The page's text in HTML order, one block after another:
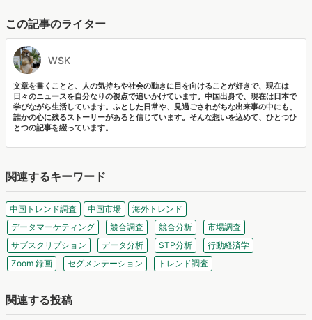
この記事のライター
WSK
文章を書くことと、人の気持ちや社会の動きに目を向けることが好きで、現在は
日々のニュースを自分なりの視点で追いかけています。中国出身で、現在は日本で
学びながら生活しています。ふとした日常や、見過ごされがちな出来事の中にも、
誰かの心に残るストーリーがあると信じています。そんな想いを込めて、ひとつひ
とつの記事を綴っています。
関連するキーワード
中国トレンド調査 中国市場
海外トレンド
データマーケティング
競合調査 競合分析
市場調査
サブスクリプション
データ分析 STP分析
行動経済学
Zoom 録画
セグメンテーション トレンド調査
関連する投稿